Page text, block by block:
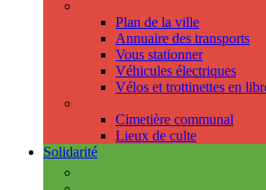
Plan de la ville
Annuaire des transports
Vous stationner
Véhicules électriques
Vélos et trottinettes en
Cimetière communal
Lieux de culte
Solidarité